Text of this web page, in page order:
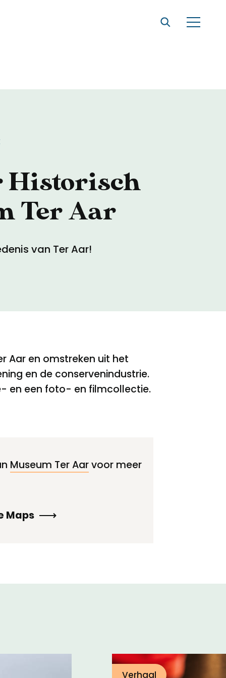
Historisch
Ter Aar
van Ter Aar!
Aar en omstreken uit het
en de conservenindustrie.
en een foto- en filmcollectie.
Museum Ter Aarvoor meer
Maps
Verhaal